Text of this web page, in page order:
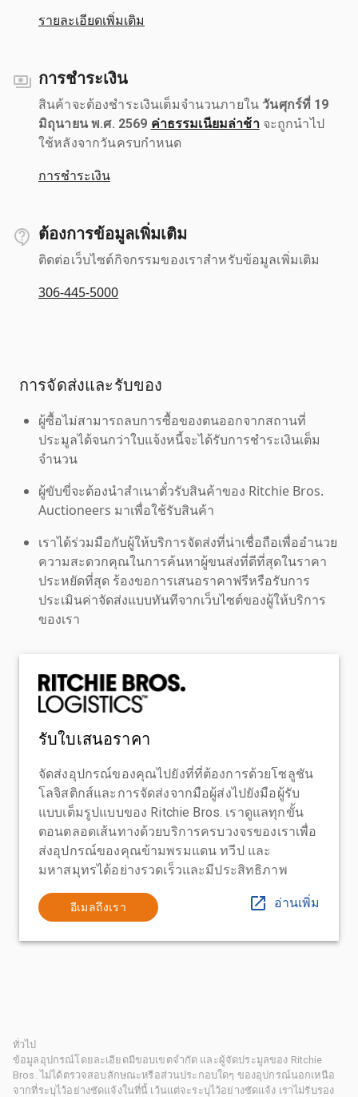
รายละเอียดเพิ่มเติม
การชำระเงิน
สินค้าจะต้องชำระเงินเต็มจำนวนภายใน วันศุกร์ที่ 19
มิถุนายน พ.ศ. 2569 ค่าธรรมเนียมล่าช้าจะถูกนำไป
ใช้หลังจากวันครบกำหนด
การชำระเงิน
ต้องการข้อมูลเพิ่มเติม
ติดต่อเว็บไซต์กิจกรรมของเราสำหรับข้อมูลเพิ่มเติม
306-445-5000
การจัดส่งและรับของ
ผู้ซื้อไม่สามารถลบการซื้อของตนออกจากสถานที่
ประมูลได้จนกว่าใบแจ้งหนี้จะได้รับการชำระเงินเต็ม
จำนวน
ผู้ขับขี่จะต้องนำสำเนาตั๋วรับสินค้าของ Ritchie Bros.
Auctioneers มาเพื่อใช้รับสินค้า
เราได้ร่วมมือกับผู้ให้บริการจัดส่งที่น่าเชื่อถือเพื่ออำนวย
ความสะดวกคุณในการค้นหาผู้ขนส่งที่ดีที่สุดในราคา
ประหยัดที่สุด ร้องขอการเสนอราคาฟรีหรือรับการ
ประเมินค่าจัดส่งแบบทันทีจากเว็บไซต์ของผู้ให้บริการ
ของเรา
รับใบเสนอราคา
จัดส่งอุปกรณ์ของคุณไปยังที่ที่ต้องการด้วยโซลูชัน
โลจิสติกส์และการจัดส่งจากมือผู้ส่งไปยังมือผู้รับ
แบบเต็มรูปแบบของ Ritchie Bros. เราดูแลทุกขั้น
ตอนตลอดเส้นทางด้วยบริการครบวงจรของเราเพื่อ
ส่งอุปกรณ์ของคุณข้ามพรมแดน ทวีป และ
มหาสมุทรได้อย่างรวดเร็วและมีประสิทธิภาพ
อีเมลถึงเรา อ่านเพิ่ม
ทั่วไป
ข้อมูลอุปกรณ์โดยละเอียดมีขอบเขตจำกัด และผู้จัดประมูลของ Ritchie
Bros. ไม่ได้ตรวจสอบลักษณะหรือส่วนประกอบใดๆ ของอุปกรณ์นอกเหนือ
จากที่ระบุไว้อย่างชัดแจ้งในที่นี้ เว้นแต่จะระบุไว้อย่างชัดแจ้ง เราไม่รับรอง